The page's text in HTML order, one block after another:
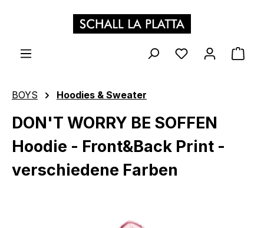
Zum Hauptinhalt springen
BOYS Hoodies & Sweater
DON'T WORRY BE SOFFEN
Hoodie - Front&Back Print -
verschiedene Farben
Bildergalerie überspringen